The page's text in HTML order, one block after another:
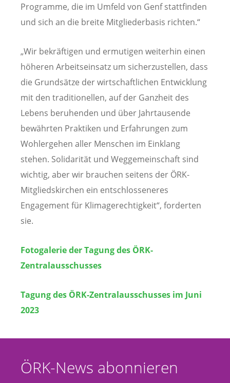
Programme, die im Umfeld von Genf stattfinden
und sich an die breite Mitgliederbasis richten.“
„Wir bekräftigen und ermutigen weiterhin einen
höheren Arbeitseinsatz um sicherzustellen, dass
die Grundsätze der wirtschaftlichen Entwicklung
mit den traditionellen, auf der Ganzheit des
Lebens beruhenden und über Jahrtausende
bewährten Praktiken und Erfahrungen zum
Wohlergehen aller Menschen im Einklang
stehen. Solidarität und Weggemeinschaft sind
wichtig, aber wir brauchen seitens der ÖRK-
Mitgliedskirchen ein entschlosseneres
Engagement für Klimagerechtigkeit“, forderten
sie.
Fotogalerie der Tagung des ÖRK-
Zentralausschusses
Tagung des ÖRK-Zentralausschusses im Juni
2023
ÖRK-News abonnieren